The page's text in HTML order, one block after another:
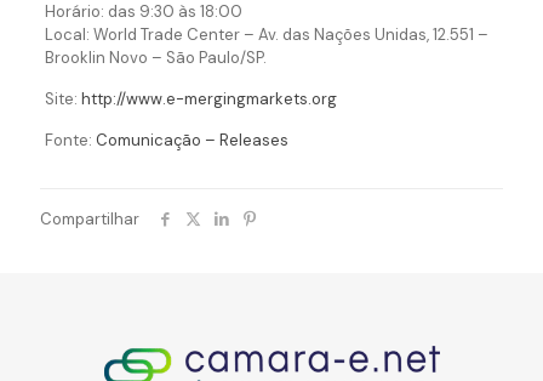
Horário: das 9:30 às 18:00
Local: World Trade Center – Av. das Nações Unidas, 12.551 –
Brooklin Novo – São Paulo/SP.
Site: http://www.e-mergingmarkets.org
Fonte: Comunicação – Releases
Compartilhar